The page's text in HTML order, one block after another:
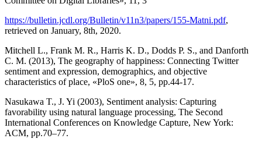
https://bulletin.jcdl.org/Bulletin/v11n3/papers/155-Matni.pdf,
retrieved on January, 8th, 2020.
Mitchell L., Frank M. R., Harris K. D., Dodds P. S., and Danforth
C. M. (2013), The geography of happiness: Connecting Twitter
sentiment and expression, demographics, and objective
characteristics of place, «PloS one», 8, 5, pp.44-17.
Nasukawa T., J. Yi (2003), Sentiment analysis: Capturing
favorability using natural language processing, The Second
International Conferences on Knowledge Capture, New York:
ACM, pp.70–77.